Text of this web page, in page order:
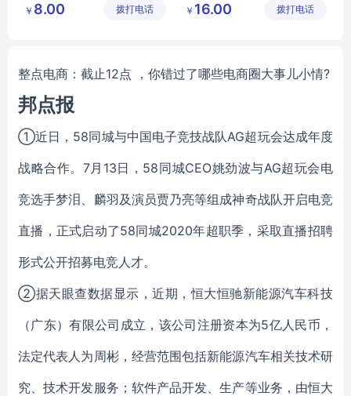
螺蛳湾牛仔男装长裤
饰经营部
￥ 8.00 拨打电话
广州时尚男装厂家
饰经营部
￥ 16.00 拨打电话
整点电商：截止12点 ，你错过了哪些电商圈大事儿小情?
邦点报
①近日，58同城与中国电子竞技战队AG超玩会达成年度
战略合作。7月13日，58同城CEO姚劲波与AG超玩会电
竞选手梦泪、麟羽及演员贾乃亮等组成神奇战队开启电竞
直播，正式启动了58同城2020年超职季，采取直播招聘
形式公开招募电竞人才。
②据天眼查数据显示，近期，恒大恒驰新能源汽车科技
（广东）有限公司成立，该公司注册资本为5亿人民币，
法定代表人为周彬，经营范围包括新能源汽车相关技术研
究、技术开发服务；软件产品开发、生产等业务，由恒大